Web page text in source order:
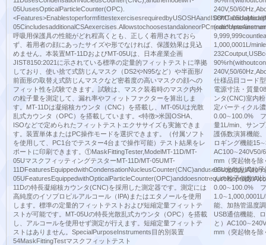
05UusesOpticalParticleCounter(OPC).
呼吸用保護具の性能がどれ程高くとも、正しく着用されておら
ず、着用者の顔にあったサイズや形でなければ、保護効果は見込
めません。本装置MT-11DおよびMT-05Uは、日本産業企画
JIST8150:2021に示されている標準の定量的フィットテストに準拠
しており、使い捨て式防じんマスク（DS2やN95など）や半面形/
前面形の取替え式防じんマスクなど密着度の高いマスクの顔への
フィット性を試験できます。試験は、マスク装着時のマスク内外
の粒子量を測定して、漏れ率やフィットファクターを算出しま
す。MT-11Dは凝縮核カウンタ（CNC）を搭載し、MT-05Uは光散
乱式カウンタ（OPC）を搭載しています。<特徴>米国OSHA、
ISOなどで定められたフィットテストエクササイズも実施できま
す。装置単体またはPC操作モードを選択できます。（付属ソフト
を使用して、PC1台でテスター4台まで操作可能）テスト結果をレ
ポートに印刷できます。①MaskFittingTester,ModelMT-11D/MT-
05UマスクフィッティングテスターMT-11D/MT-05UMT-
11Dの特長凝縮核カウンタ(CNC)を採用した測定器です。測定には
高純度のイソプロピルアルコール（IPA)またはエタノールを使用
します。標準の定量的フィットテストおよび短縮定量フィットテ
ストが可能です。MT-05Uの特長光散乱式カウンタ（OPC）を搭載
し、アルコールを使用せず測定が行えます。短縮定量フィットテ
ストはありません。SpecialPurposeInstruments目的別装置
54MaskFittingTestマスクフィットテスト
240V,50/
08MT-
1,000,0001L/
240V,50/
仕様品目コード
電源寸法・質量
ンタ(CNC)室内
定パーティクル
0.00∼100.0% フ
量1L/min、サン
護係数演算機能
ロギング機能
AC100∼240V50/
mm（突起物を除
05U光散乱式粒
んの粒子個数の
0.00∼100.0% フ
能、加熱管温度
USB通信機能、
と）
mm（突起物を除